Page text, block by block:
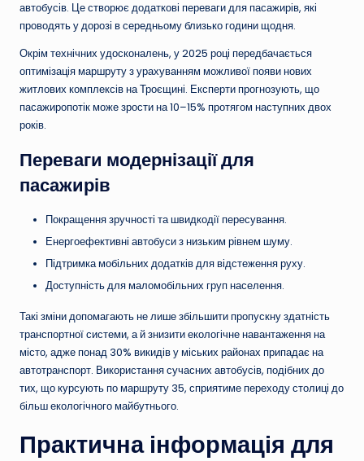
автобусів. Це створює додаткові переваги для пасажирів, які
проводять у дорозі в середньому близько години щодня.
Окрім технічних удосконалень, у 2025 році передбачається
оптимізація маршруту з урахуванням можливої появи нових
житлових комплексів на Троєщині. Експерти прогнозують, що
пасажиропотік може зрости на 10–15% протягом наступних двох
років.
Переваги модернізації для
пасажирів
Покращення зручності та швидкодії пересування.
Енергоефективні автобуси з низьким рівнем шуму.
Підтримка мобільних додатків для відстеження руху.
Доступність для маломобільних груп населення.
Такі зміни допомагають не лише збільшити пропускну здатність
транспортної системи, а й знизити екологічне навантаження на
місто, адже понад 30% викидів у міських районах припадає на
автотранспорт. Використання сучасних автобусів, подібних до
тих, що курсують по маршруту 35, сприятиме переходу столиці до
більш екологічного майбутнього.
Практична інформація для